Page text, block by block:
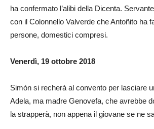
ha confermato l’alibi della Dicenta.
con il Colonnello Valverde che Antoñito ha
persone, domestici compresi.
Venerdì, 19 ottobre 2018
Simón si recherà al convento per lasciare
Adela, ma madre Genovefa, che avrebbe
la strapperà, non appena il giovane se ne